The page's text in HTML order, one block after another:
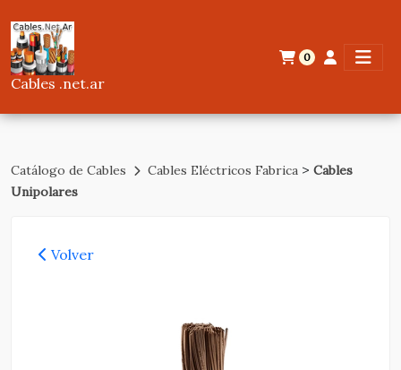
Cables .net.ar
0
Catálogo de Cables Cables Eléctricos Fabrica > Cables
Unipolares
Volver